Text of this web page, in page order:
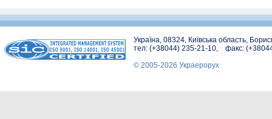
Україна, 08324, Київська область,
тел: (+38044) 235-21-10, факс:
© 2005-2026 Украерорух